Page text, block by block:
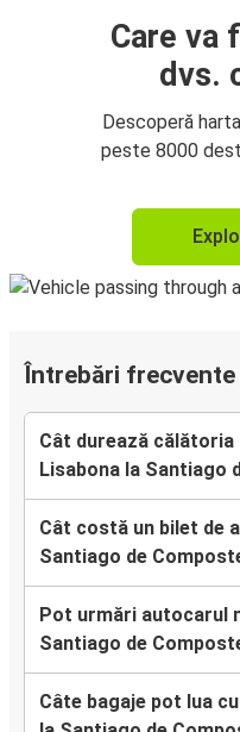
Care va
dvs.
Descoperă
peste 8000
Întrebări frecvente
Cât durează
Lisabona la Santiago
Cât costă un bilet de
Santiago de
Pot urmări autocarul
Santiago de
Câte bagaje pot lua